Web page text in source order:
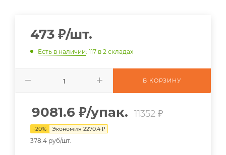
473 ₽/шт.
Есть в наличии: 117 в 2 складах
В КОРЗИНУ
9081.6 ₽/упак. 11352 ₽
-20% Экономия 2270.4 ₽
378.4 руб/шт.